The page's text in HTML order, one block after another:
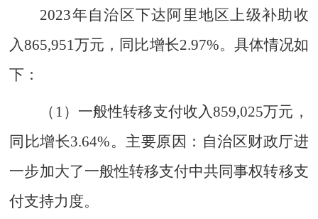
2023年自治区下达阿里地区上级补助收
入865,951万元 ，同比增长2.97%。具体情况如
下：
（ 1 ） 一般性转移支付收入859,025万元，
同比增长3.64%。 主要原因 ： 自治区财政厅进
一步加大了一般性转移支付中共同事权转移支
付支持力度。